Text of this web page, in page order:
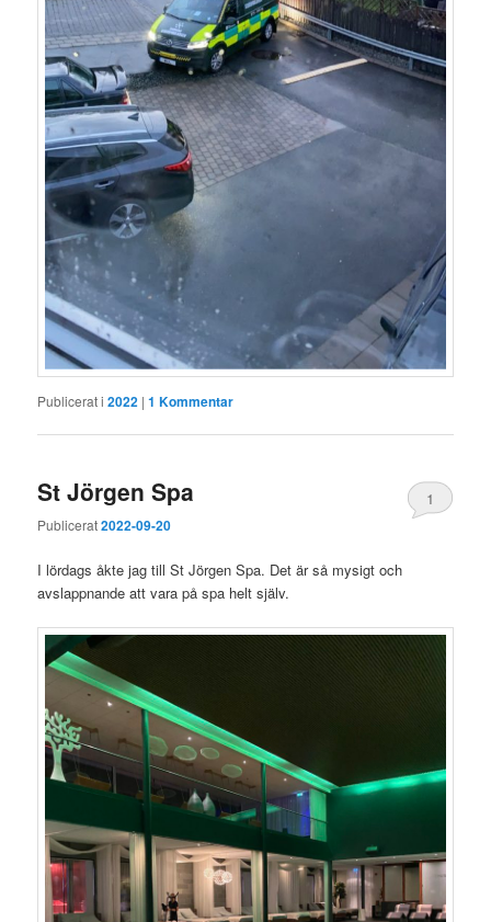
Publicerat i 2022 |1 Kommentar
St Jörgen Spa
Publicerat2022-09-20
1
I lördags åkte jag till St Jörgen Spa. Det är så mysigt och
avslappnande att vara på spa helt själv.